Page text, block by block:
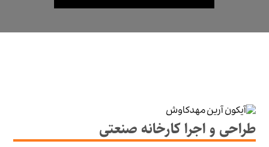
طراحی و اجرا کارخانه صنعتی